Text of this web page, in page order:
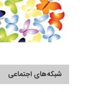
شبکه‌های اجتماعی